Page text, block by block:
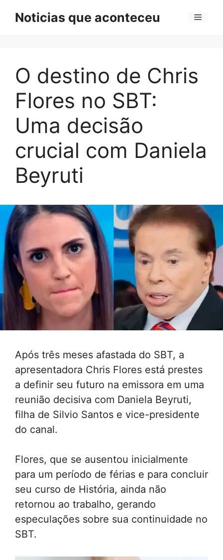
Noticias que aconteceu Menu
O destino de Chris
Flores no SBT:
Uma decisão
crucial com Daniela
Beyruti
Após três meses afastada do SBT, a
apresentadora Chris Flores está prestes
a definir seu futuro na emissora em uma
reunião decisiva com Daniela Beyruti,
filha de Silvio Santos e vice-presidente
do canal.
Flores, que se ausentou inicialmente
para um período de férias e para concluir
seu curso de História, ainda não
retornou ao trabalho, gerando
especulações sobre sua continuidade no
SBT.